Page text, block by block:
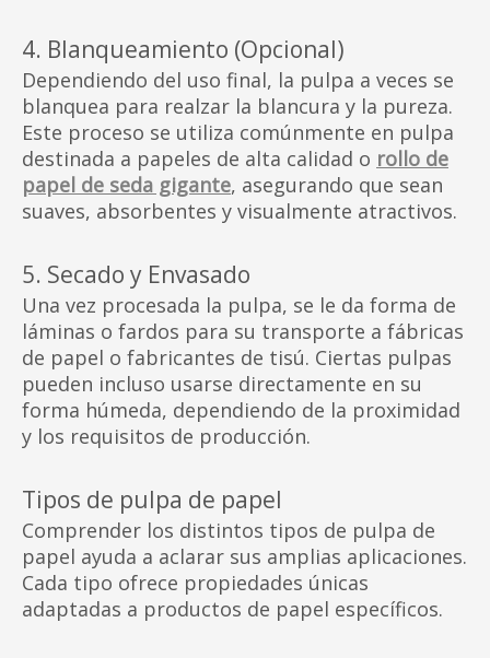
4. Blanqueamiento (Opcional)
Dependiendo del uso final, la pulpa a veces se
blanquea para realzar la blancura y la pureza.
Este proceso se utiliza comúnmente en pulpa
destinada a papeles de alta calidad o rollo de
papel de seda gigante, asegurando que sean
suaves, absorbentes y visualmente atractivos.
5. Secado y Envasado
Una vez procesada la pulpa, se le da forma de
láminas o fardos para su transporte a fábricas
de papel o fabricantes de tisú. Ciertas pulpas
pueden incluso usarse directamente en su
forma húmeda, dependiendo de la proximidad
y los requisitos de producción.
Tipos de pulpa de papel
Comprender los distintos tipos de pulpa de
papel ayuda a aclarar sus amplias aplicaciones.
Cada tipo ofrece propiedades únicas
adaptadas a productos de papel específicos.